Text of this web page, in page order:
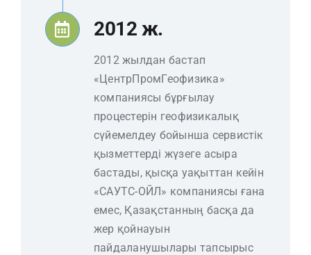
2012 ж.
2012 жылдан бастап
«ЦентрПромГеофизика»
компаниясы бұрғылау
процестерін геофизикалық
сүйемелдеу бойынша сервистік
қызметтерді жүзеге асыра
бастады, қысқа уақыттан кейін
«САУТС-ОЙЛ» компаниясы ғана
емес, Қазақстанның басқа да
жер қойнауын
пайдаланушылары тапсырыс